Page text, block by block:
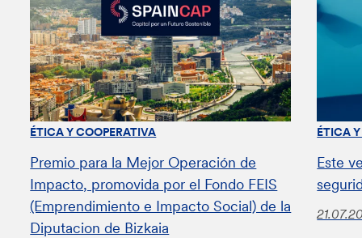
ÉTICA Y COOPERATIVA
Premio para la Mejor Operación de
Impacto, promovida por el Fondo FEIS
(Emprendimiento e Impacto Social) de la
Diputacion de Bizkaia
ÉTICA
Este